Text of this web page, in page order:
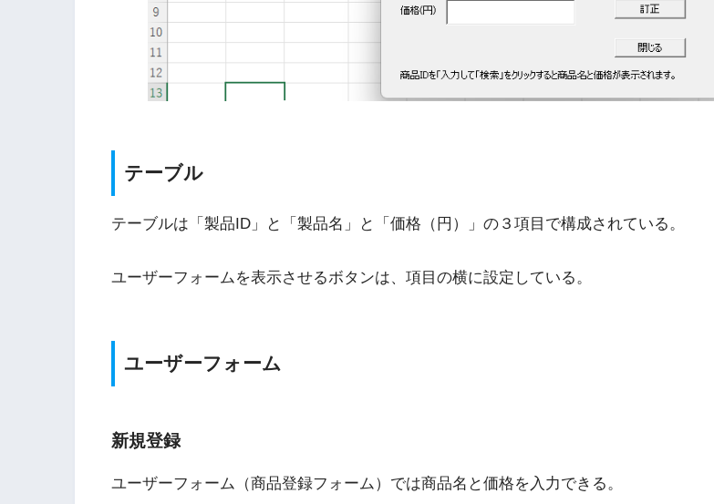
テーブル
テーブルは「製品ID」と「製品名」と「価格（円）」の３項目で構成されている。
ユーザーフォームを表示させるボタンは、項目の横に設定している。
ユーザーフォーム
新規登録
ユーザーフォーム（商品登録フォーム）では商品名と価格を入力できる。